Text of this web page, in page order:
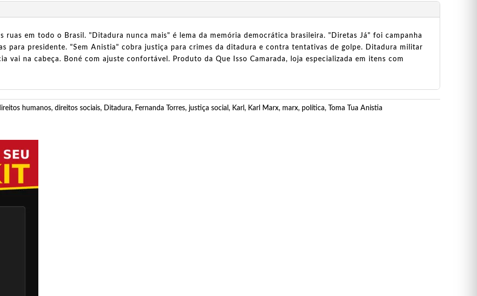
ruas em todo o Brasil. "Ditadura nunca mais" é lema da memória democrática brasileira. "Diretas Já" foi campanha
para presidente. "Sem Anistia" cobra justiça para crimes da ditadura e contra tentativas de golpe. Ditadura militar
vai na cabeça. Boné com ajuste confortável. Produto da Que Isso Camarada, loja especializada em itens com
humanos, direitos sociais, Ditadura, Fernanda Torres, justiça social , Karl , Karl Marx, marx, política, Toma Tua Anistia